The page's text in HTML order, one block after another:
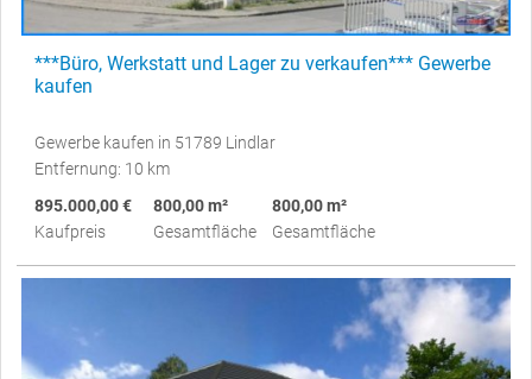
***Büro, Werkstatt und Lager zu verkaufen*** Gewerbe
kaufen
Gewerbe kaufen in 51789 Lindlar
Entfernung: 10 km
895.000,00 €
Kaufpreis
800,00 m²
Gesamtfläche
800,00 m²
Gesamtfläche